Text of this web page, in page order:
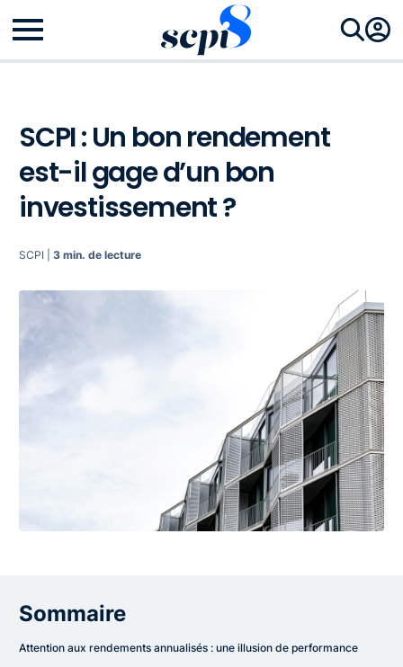
SCPI : Un bon rendement
est-il gage d’un bon
investissement ?
SCPI | 3 min. de lecture
Sommaire
Attention aux rendements annualisés : une illusion de performance